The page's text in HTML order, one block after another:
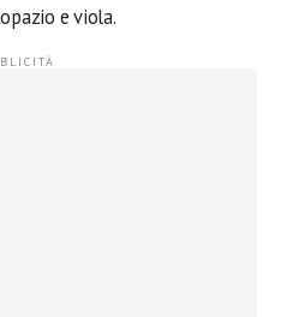
e viola.